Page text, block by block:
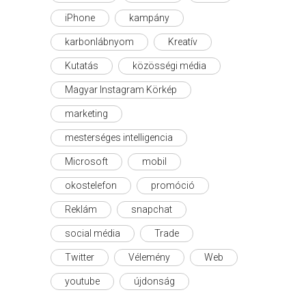
iPhone kampány
karbonlábnyom Kreatív
Kutatás közösségi média
Magyar Instagram Körkép
marketing
mesterséges intelligencia
Microsoft mobil
okostelefon promóció
Reklám snapchat
social média Trade
Twitter Vélemény Web
youtube újdonság